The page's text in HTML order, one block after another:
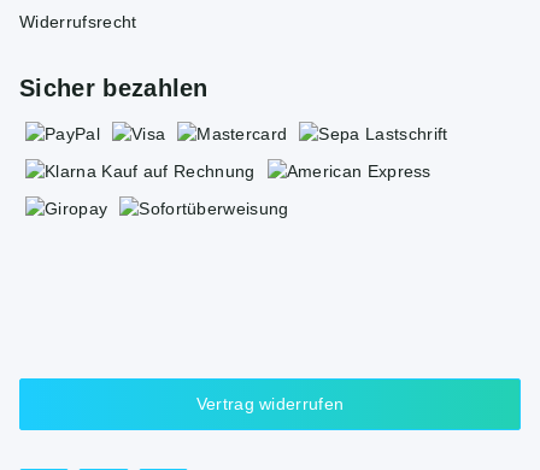
Widerrufsrecht
Sicher bezahlen
Vertrag widerrufen